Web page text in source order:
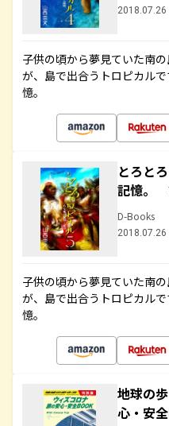
2018.07.26
子供の頃から夢見ていた南
が、島で出合うトロピカル
憶。
とろと
記憶。
D-Books
2018.07.26
子供の頃から夢見ていた南
が、島で出合うトロピカル
憶。
地球の
心・安